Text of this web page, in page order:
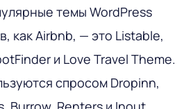
темы WordPress
как Airbnb, — это Listable,
и Love Travel Theme.
спросом Dropinn,